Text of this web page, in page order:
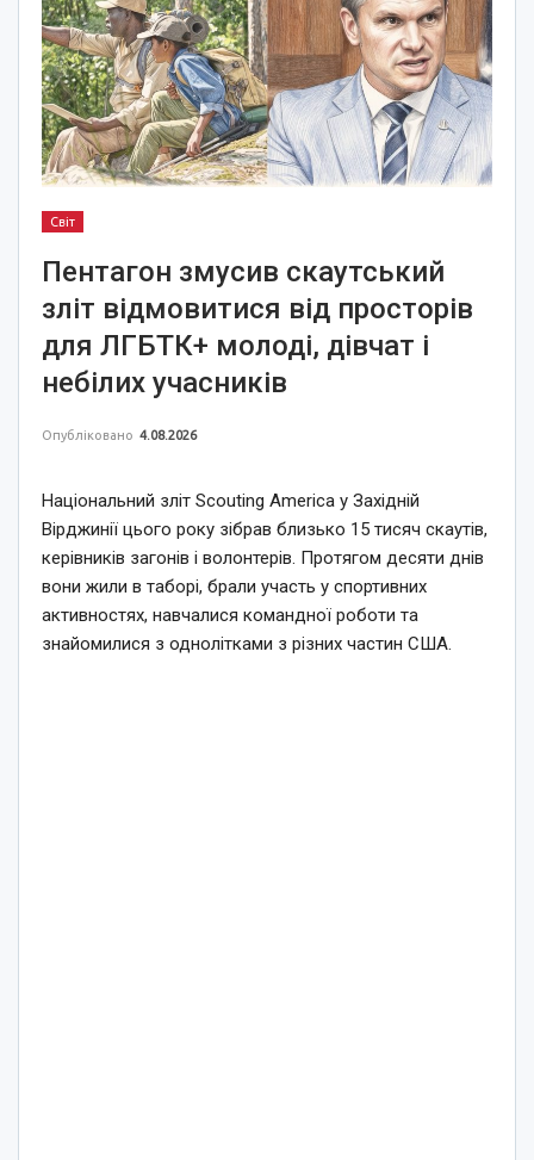
Світ
Пентагон змусив скаутський
зліт відмовитися від просторів
для ЛГБТК+ молоді, дівчат і
небілих учасників
Опубліковано 4.08.2026
Національний зліт Scouting America у Західній
Вірджинії цього року зібрав близько 15 тисяч скаутів,
керівників загонів і волонтерів. Протягом десяти днів
вони жили в таборі, брали участь у спортивних
активностях, навчалися командної роботи та
знайомилися з однолітками з різних частин США.